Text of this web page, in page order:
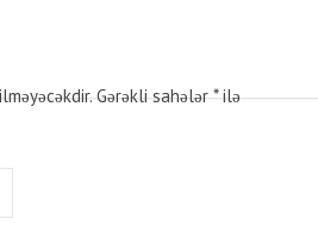
Gərəkli sahələr*ilə